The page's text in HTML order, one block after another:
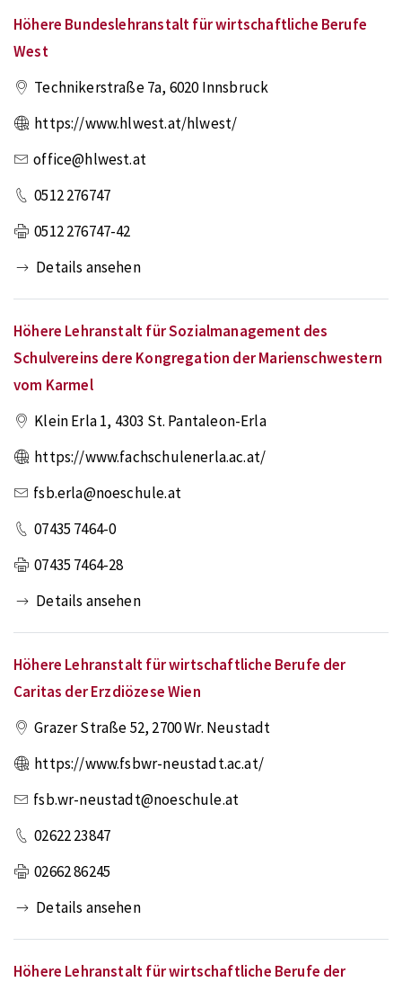
Höhere Bundeslehranstalt für wirtschaftliche Berufe
West
Technikerstraße 7a, 6020 Innsbruck
https://www.hlwest.at/hlwest/
office@hlwest.at
0512 276747
0512 276747-42
Details ansehen
Höhere Lehranstalt für Sozialmanagement des
Schulvereins dere Kongregation der Marienschwestern
vom Karmel
Klein Erla 1, 4303 St. Pantaleon-Erla
https://www.fachschulenerla.ac.at/
fsb.erla@noeschule.at
07435 7464-0
07435 7464-28
Details ansehen
Höhere Lehranstalt für wirtschaftliche Berufe der
Caritas der Erzdiözese Wien
Grazer Straße 52, 2700Wr. Neustadt
https://www.fsbwr-neustadt.ac.at/
fsb.wr-neustadt@noeschule.at
02622 23847
02662 86245
Details ansehen
Höhere Lehranstalt für wirtschaftliche Berufe der